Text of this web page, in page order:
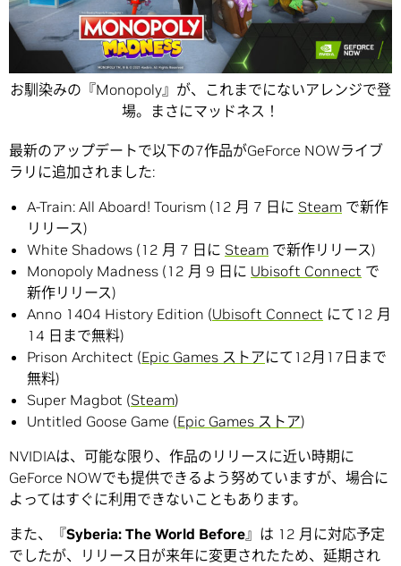
お馴染みの『Monopoly』が、これまでにないアレンジで登
場。まさにマッドネス！
最新のアップデートで以下の7作品がGeForce NOWライブ
ラリに追加されました:
A-Train: All Aboard! Tourism (12 月 7 日に Steam で新作
リリース)
White Shadows (12 月 7 日に Steam で新作リリース)
Monopoly Madness (12 月 9 日に Ubisoft Connect で
新作リリース)
Anno 1404 History Edition (Ubisoft Connect にて12 月
14 日まで無料)
Prison Architect (Epic Games ストアにて12月17日まで
無料)
Super Magbot (Steam)
Untitled Goose Game (Epic Games ストア)
NVIDIAは、可能な限り、作品のリリースに近い時期に
GeForce NOWでも提供できるよう努めていますが、場合に
よってはすぐに利用できないこともあります。
また、『Syberia: The World Before』は 12 月に対応予定
でしたが、リリース日が来年に変更されたため、延期され